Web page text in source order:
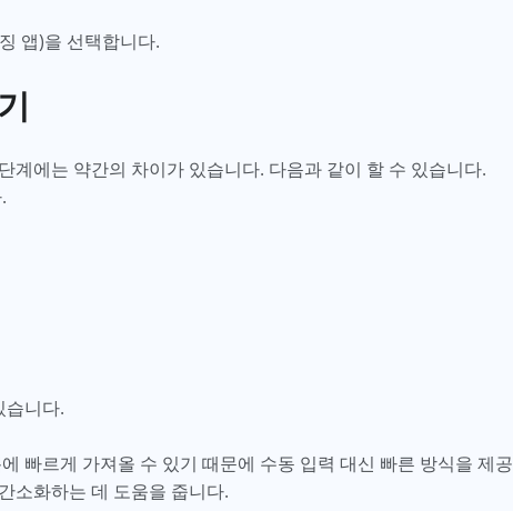
앱)을 선택합니다.
에는 약간의 차이가 있습니다. 다음과 같이 할 수 있습니다.
습니다.
빠르게 가져올 수 있기 때문에 수동 입력 대신 빠른 방식을 제공
소화하는 데 도움을 줍니다.